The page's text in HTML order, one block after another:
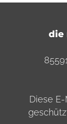
die
Diese